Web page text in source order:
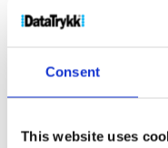
Consent
This website uses
børstesett
Produktnr:
Termoflasker
dobbelvegg,flaske